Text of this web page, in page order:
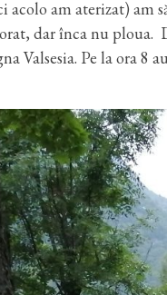
acolo am aterizat) am
dar înca nu ploua.
Valsesia. Pe la ora 8